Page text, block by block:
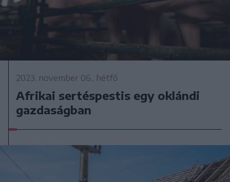
2023. november 06., hétfő
Afrikai sertéspestis egy oklándi
gazdaságban